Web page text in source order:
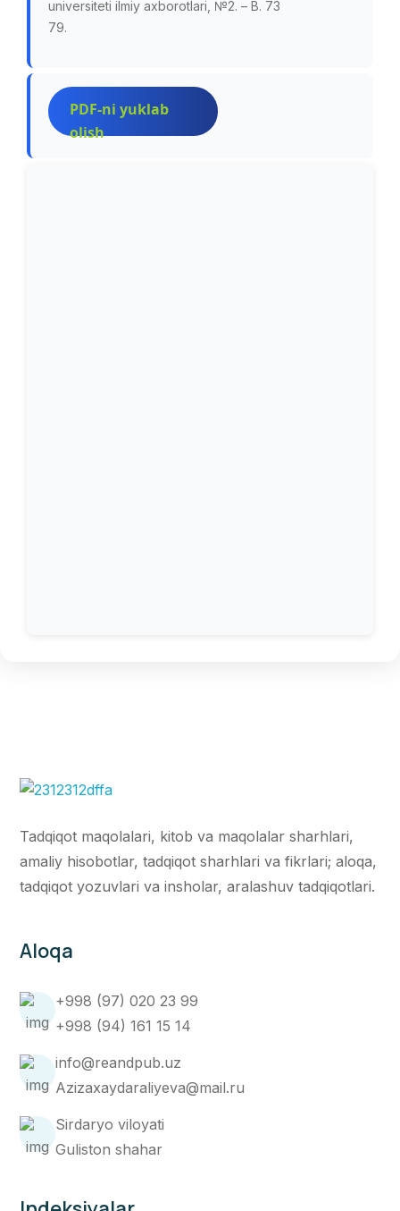
universiteti ilmiy axborotlari, №2. – B. 73
79.
PDF-ni yuklab
olish
Tadqiqot maqolalari, kitob va maqolalar sharhlari,
amaliy hisobotlar, tadqiqot sharhlari va fikrlari; aloqa,
tadqiqot yozuvlari va insholar, aralashuv tadqiqotlari.
Aloqa
+998 (97) 020 23 99
+998 (94) 161 15 14
info@reandpub.uz
Azizaxaydaraliyeva@mail.ru
Sirdaryo viloyati
Guliston shahar